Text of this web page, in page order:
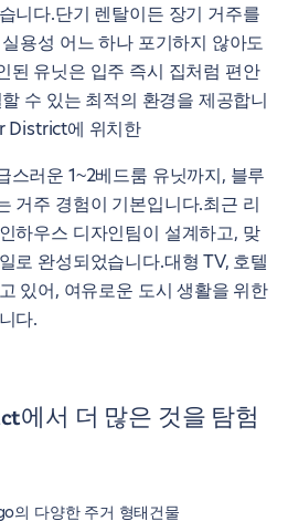
니다.단기 렌탈이든 장기 거주를
용성 어느 하나 포기하지 않아도
된 유닛은 입주 즉시 집처럼 편안
수 있는 최적의 환경을 제공합니
District에 위치한
스러운 1~2베드룸 유닛까지, 블루
거주 경험이 기본입니다.최근 리
하우스 디자인팀이 설계하고, 맞
로 완성되었습니다.대형 TV, 호텔
있어, 여유로운 도시 생활을 위한
다.
에서 더 많은 것을 탐험
의 다양한 주거 형태건물